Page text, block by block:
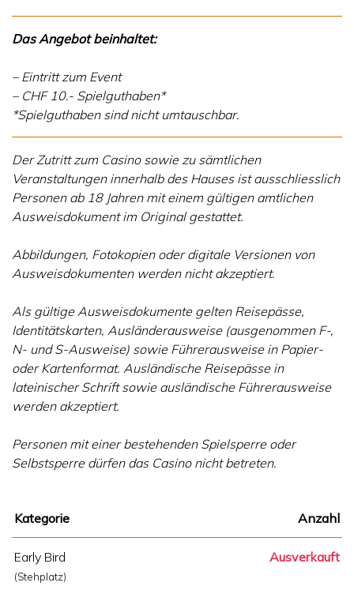
Das Angebot beinhaltet:
– Eintritt zum Event
– CHF 10.- Spielguthaben*
*Spielguthaben sind nicht umtauschbar.
Der Zutritt zum Casino sowie zu sämtlichen
Veranstaltungen innerhalb des Hauses ist ausschliesslich
Personen ab 18 Jahren mit einem gültigen amtlichen
Ausweisdokument im Original gestattet.
Abbildungen, Fotokopien oder digitale Versionen von
Ausweisdokumenten werden nicht akzeptiert.
Als gültige Ausweisdokumente gelten Reisepässe,
Identitätskarten, Ausländerausweise (ausgenommen F-,
N- und S-Ausweise) sowie Führerausweise in Papier-
oder Kartenformat. Ausländische Reisepässe in
lateinischer Schrift sowie ausländische Führerausweise
werden akzeptiert.
Personen mit einer bestehenden Spielsperre oder
Selbstsperre dürfen das Casino nicht betreten.
Kategorie Anzahl
Early Bird
(Stehplatz)
Ausverkauft